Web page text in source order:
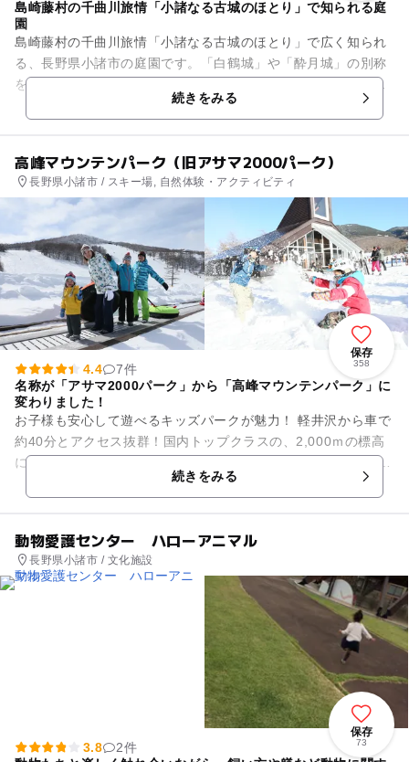
島崎藤村の千曲川旅情「小諸なる古城のほとり」で知られる庭
園
島崎藤村の千曲川旅情「小諸なる古城のほとり」で広く知られ
る、長野県小諸市の庭園です。「白鶴城」や「酔月城」の別称
をもつ小諸城跡地の三の門には、徳川家達筆の「懐古園」の大
きな額が掛かられています。...続きをみる
高峰マウンテンパーク（旧アサマ2000パーク）
長野県小諸市 / スキー場, 自然体験・アクティビティ
保存
358
4.4
7件
名称が「アサマ2000パーク」から「高峰マウンテンパーク」に
変わりました！
お子様も安心して遊べるキッズパークが魅力！ 軽井沢から車で
約40分とアクセス抜群！国内トップクラスの、2,000ｍの標高
に位置し、ふわふわな上質な雪がウリ！ 地域最大級のキッズパ
続きをみる
動物愛護センター ハローアニマル
長野県小諸市 / 文化施設
保存
73
3.8
2件